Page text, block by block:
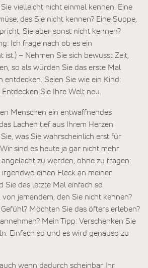
vielleicht nicht einmal kennen. Eine
das Sie nicht kennen? Eine Suppe,
Sie aber sonst nicht kennen?
Ich frage nach ob es ein
ist.) – Nehmen Sie sich bewusst Zeit,
so als würden Sie das erste Mal
entdecken. Seien Sie wie ein Kind:
Sie Ihre Welt neu.
Menschen ein entwaffnendes
Lachen tief aus Ihrem Herzen
was Sie wahrscheinlich erst für
sind es heute ja gar nicht mehr
zu werden, ohne zu fragen:
irgendwo einen Fleck an meiner
Sie das letzte Mal einfach so
jemandem, den Sie nicht kennen?
Möchten Sie das öfters erleben?
Mein Tipp: Verschenken Sie
Einfach so und es wird genauso zu
wenn dadurch scheinbar Ihr